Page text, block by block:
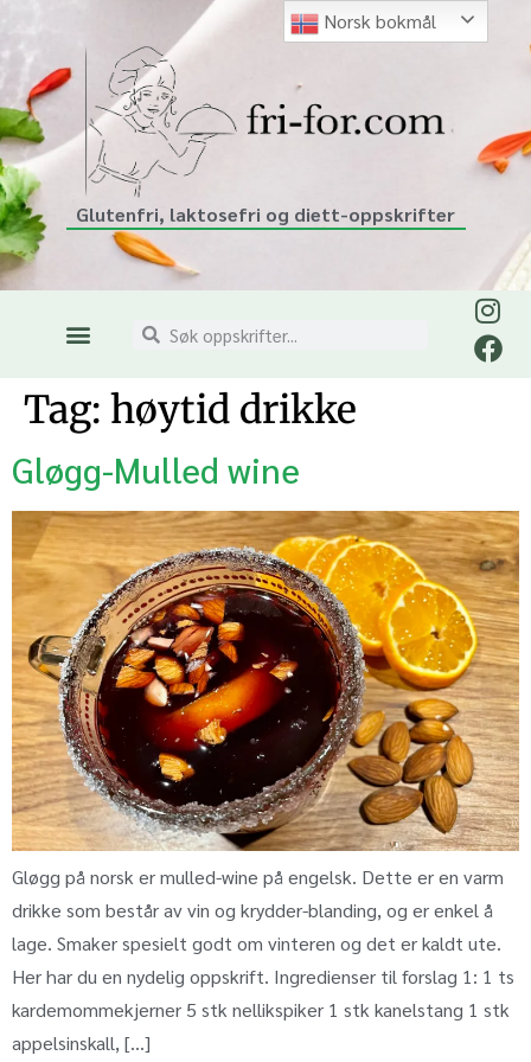
Glutenfri, laktosefri og diett-oppskrifter
Tag: høytid drikke
Gløgg-Mulled wine
Gløgg på norsk er mulled-wine på engelsk. Dette er en varm
drikke som består av vin og krydder-blanding, og er enkel å
lage. Smaker spesielt godt om vinteren og det er kaldt ute.
Her har du en nydelig oppskrift. Ingredienser til forslag 1: 1 ts
kardemommekjerner 5 stk nellikspiker 1 stk kanelstang 1 stk
appelsinskall, […]
Norsk bokmål